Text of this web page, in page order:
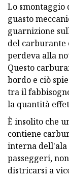
Lo smontaggio
guasto
guarnizione
del carburante
perdeva alla
Questo
bordo e ciò
tra il
la quantità
È insolito che
contiene
interna dell'ala
passeggeri,
districarsi a